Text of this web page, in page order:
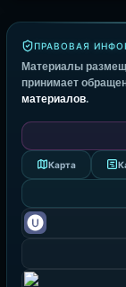
ПРАВОВАЯ
Материалы
принимает
материалов.
Карта